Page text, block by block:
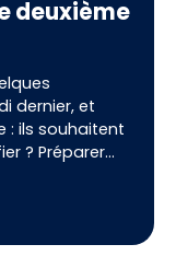
deuxième
dernier, et
: ils souhaitent
? Préparer
visite est
de
de
l'interpréter ni